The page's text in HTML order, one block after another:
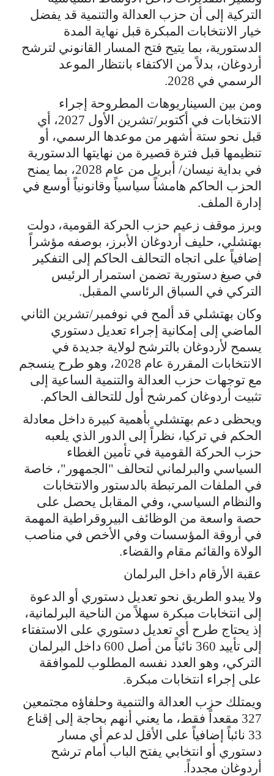
التركية إلى أن حزب العدالة والتنمية قد يفضل
خيار الانتخابات المبكرة قبل نهاية المدة
الدستورية، بما يتيح فتح المسار القانوني لترشح
أردوغان، بدلاً من الاكتفاء بانتظار الموعد
الرسمي في 2028.
ومن بين السيناريوهات المطروحة إجراء
الانتخابات في أكتوبر/تشرين الأول 2027، أي
قبل نحو ستة أشهر من موعدها الرسمي، أو
تنظيمها قبل فترة قصيرة من نهايتها الدستورية
في بداية نيسان/ أبريل من عام 2028، بما يمنح
الحزب الحاكم هامشاً سياسياً وقانونياً أوسع في
إدارة الملف.
وبرز موقف زعيم حزب الحركة القومية، دولت
بهتشلي، حليف أردوغان الأبرز، بوصفه مؤشراً
إضافياً على اتجاه التحالف الحاكم إلى التفكير
في صيغ دستورية تضمن استمرار الرئيس
التركي في السباق الرئاسي المقبل.
وكان بهتشلي قد ألمح في نوفمبر/تشرين الثاني
الماضي إلى إمكانية إجراء تعديل دستوري
يسمح لأردوغان بالترشح لولاية جديدة في
الانتخابات المقررة عام 2028، وهو طرح ينسجم
مع توجهات حزب العدالة والتنمية الساعية إلى
تثبيت أردوغان كمرشح أول للتحالف الحاكم.
ويحظى دعم بهتشلي بأهمية كبيرة داخل معادلة
الحكم في تركيا، نظراً إلى الدور الذي يلعبه
حزب الحركة القومية في تأمين الغطاء
السياسي والبرلماني لتحالف "الجمهور"، خاصة
في الملفات المرتبطة بالدستور والانتخابات
والنظام السياسي، وفي المقابل يحصل على
حصة واسعة من الوظائف البيروقراطية المهمة
في أروقة المؤسسات وفي الأخص في مناصب
الولاة والقائم مقام والقضاء.
عقبة الأرقام داخل البرلمان
ولا يبدو الطريق نحو تعديل دستوري أو الدعوة
إلى انتخابات مبكرة سهلاً من الناحية البرلمانية،
إذ يحتاج طرح أي تعديل دستوري على الاستفتاء
إلى تأييد 360 نائباً من أصل 600 داخل البرلمان
التركي، وهو العدد نفسه المطلوب للموافقة
على إجراء انتخابات مبكرة.
ويمتلك حزب العدالة والتنمية وحلفاؤه مجتمعين
327 مقعداً فقط، ما يعني أنهم بحاجة إلى إقناع
33 نائباً إضافياً على الأقل لدعم أي مسار
دستوري أو انتخابي يفتح الباب أمام ترشح
أردوغان مجدداً.